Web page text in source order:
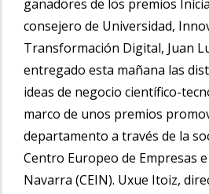
ganadores de los premios
consejero de Universidad,
Transformación Digital, Juan
entregado esta mañana las
ideas de negocio científico-
marco de unos premios
departamento a través de la
Centro Europeo de Empresas
Navarra (CEIN). Uxue Itoiz,